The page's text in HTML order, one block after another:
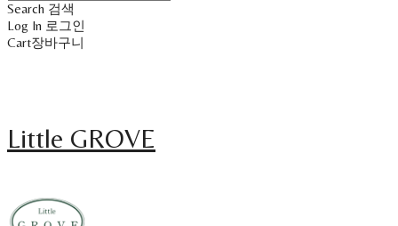
Search 검색
Log In 로그인
Cart장바구니
Little GROVE